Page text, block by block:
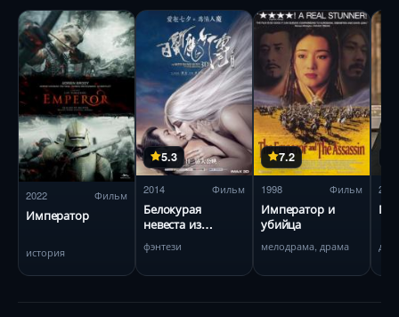
2022 Фильм
Император
история
5.3
2014 Фильм
Белокурая
невеста из
Лунного
Королевства
фэнтези
7.2
1998 Фильм
Император и
убийца
мелодрама, драма
2016